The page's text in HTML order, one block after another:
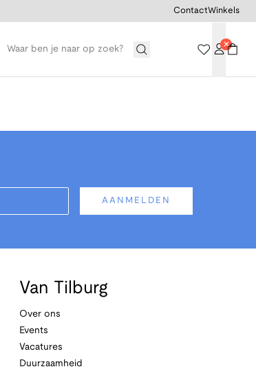
ContactWinkels
AANMELDEN
Van Tilburg
Over ons
Events
Vacatures
Duurzaamheid